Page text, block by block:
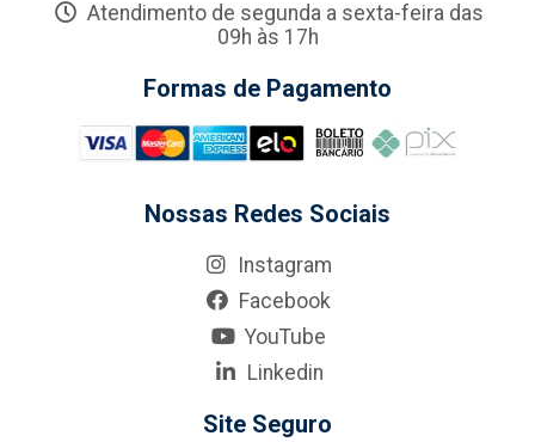
Atendimento de segunda a sexta-feira das
09h às 17h
Formas de Pagamento
Nossas Redes Sociais
Instagram
Facebook
YouTube
Linkedin
Site Seguro